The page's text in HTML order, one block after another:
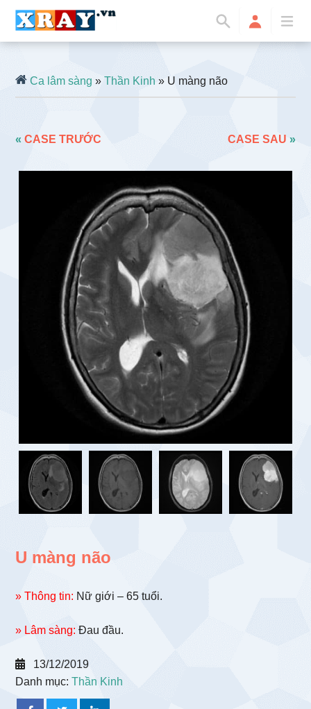
Ca lâm sàng »Thần Kinh » U màng não
«CASE TRƯỚC CASE SAU »
U màng não
» Thông tin: Nữ giới – 65 tuổi.
» Lâm sàng: Đau đầu.
13/12/2019
Danh mục:Thần Kinh